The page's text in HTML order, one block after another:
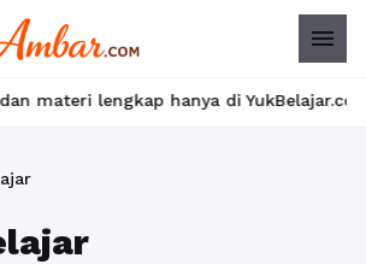
menu
lengkap hanya di YukBelajar.com.